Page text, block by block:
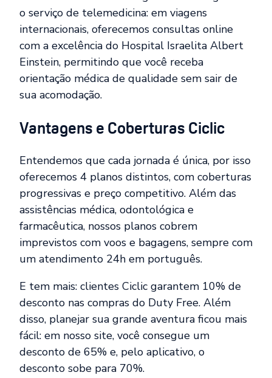
o serviço de telemedicina: em viagens
internacionais, oferecemos consultas online
com a excelência do Hospital Israelita Albert
Einstein, permitindo que você receba
orientação médica de qualidade sem sair de
sua acomodação.
Vantagens e Coberturas Ciclic
Entendemos que cada jornada é única, por isso
oferecemos 4 planos distintos, com coberturas
progressivas e preço competitivo. Além das
assistências médica, odontológica e
farmacêutica, nossos planos cobrem
imprevistos com voos e bagagens, sempre com
um atendimento 24h em português.
E tem mais: clientes Ciclic garantem 10% de
desconto nas compras do Duty Free. Além
disso, planejar sua grande aventura ficou mais
fácil: em nosso site, você consegue um
desconto de 65% e, pelo aplicativo, o
desconto sobe para 70%.